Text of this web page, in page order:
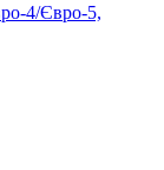
4/Євро-5,